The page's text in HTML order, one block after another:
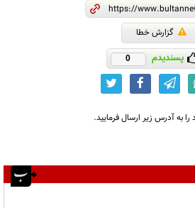
گزارش خطا
پسندیدم 0
به آدرس زیر ارسال فرمایید.